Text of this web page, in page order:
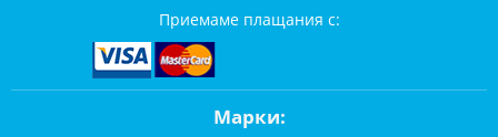
Приемаме плащания с:
Марки: